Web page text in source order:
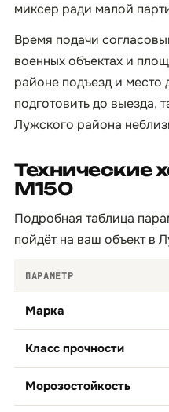
миксер ради малой
Время подачи
военных объектах и
районе подъезд и место
подготовить до выезда,
Лужского района
Технические
М150
Подробная таблица
пойдёт на ваш объект в
ПАРАМЕТР
Марка
Класс прочности
Морозостойкость